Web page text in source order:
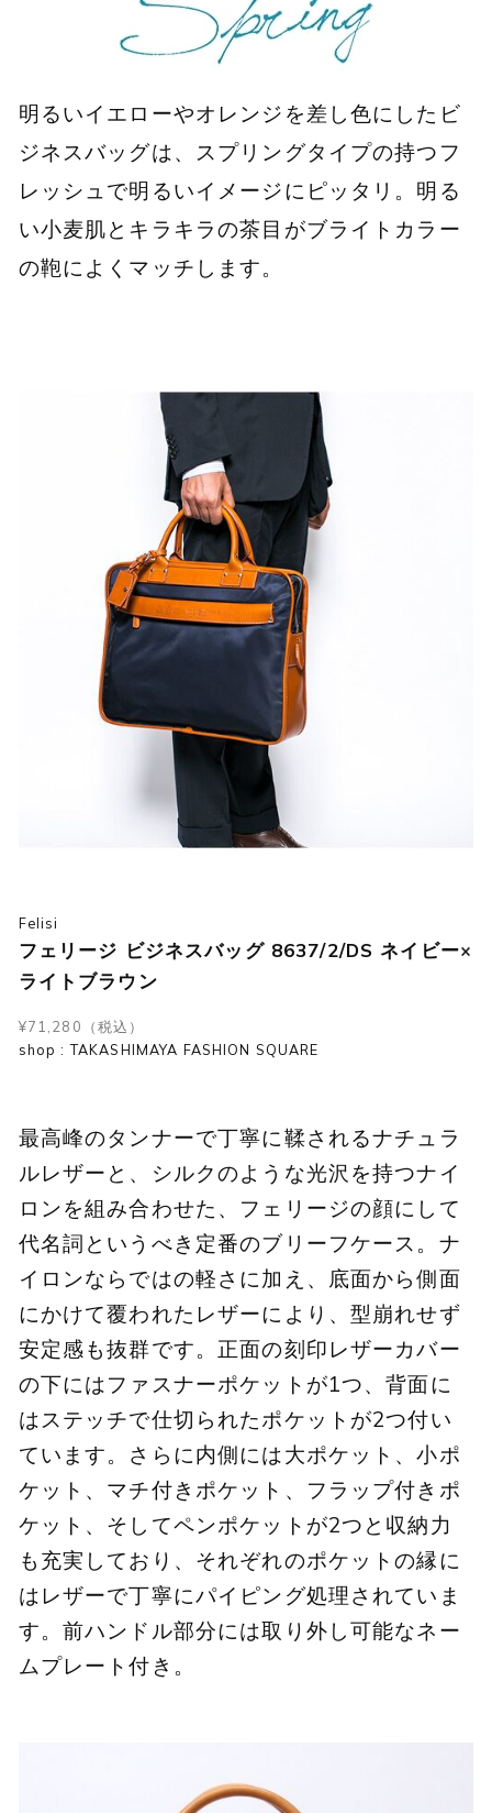
明るいイエローやオレンジを差し色にしたビ
ジネスバッグは、スプリングタイプの持つフ
レッシュで明るいイメージにピッタリ。明る
い小麦肌とキラキラの茶目がブライトカラー
の鞄によくマッチします。
Felisi
フェリージ ビジネスバッグ 8637/2/DS ネイビー×
ライトブラウン
¥71,280（税込）
shop : TAKASHIMAYA FASHION SQUARE
最高峰のタンナーで丁寧に鞣されるナチュラ
ルレザーと、シルクのような光沢を持つナイ
ロンを組み合わせた、フェリージの顔にして
代名詞というべき定番のブリーフケース。ナ
イロンならではの軽さに加え、底面から側面
にかけて覆われたレザーにより、型崩れせず
安定感も抜群です。正面の刻印レザーカバー
の下にはファスナーポケットが1つ、背面に
はステッチで仕切られたポケットが2つ付い
ています。さらに内側には大ポケット、小ポ
ケット、マチ付きポケット、フラップ付きポ
ケット、そしてペンポケットが2つと収納力
も充実しており、それぞれのポケットの縁に
はレザーで丁寧にパイピング処理されていま
す。前ハンドル部分には取り外し可能なネー
ムプレート付き。